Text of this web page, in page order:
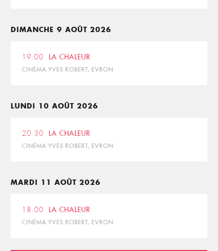
DIMANCHE 9 AOÛT 2026
19:00 LA CHALEUR
CINÉMA YVES ROBERT, EVRON
LUNDI 10 AOÛT 2026
20:30 LA CHALEUR
CINÉMA YVES ROBERT, EVRON
MARDI 11 AOÛT 2026
18:00 LA CHALEUR
CINÉMA YVES ROBERT, EVRON